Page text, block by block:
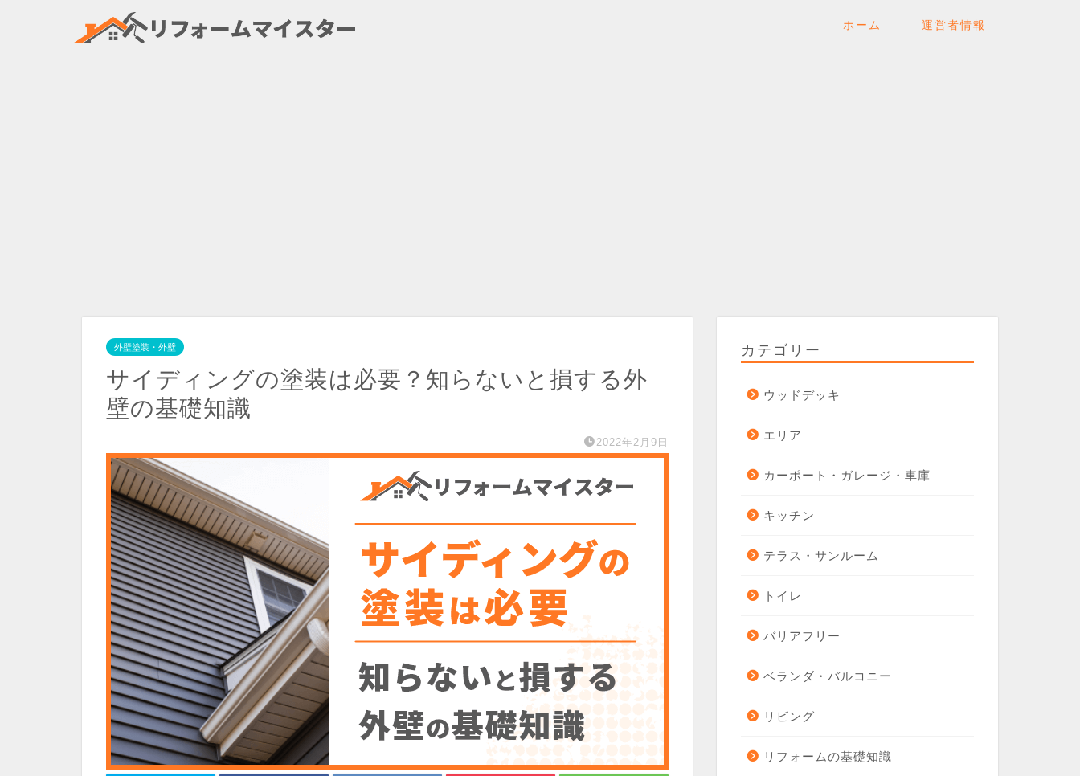
ホーム 運営者情報
外壁塗装・外壁
サイディングの塗装は必要？知らないと損する外
壁の基礎知識
2022年2月9日
カテゴリー
ウッドデッキ
エリア
カーポート・ガレージ・車庫
キッチン
テラス・サンルーム
トイレ
バリアフリー
ベランダ・バルコニー
リビング
リフォームの基礎知識